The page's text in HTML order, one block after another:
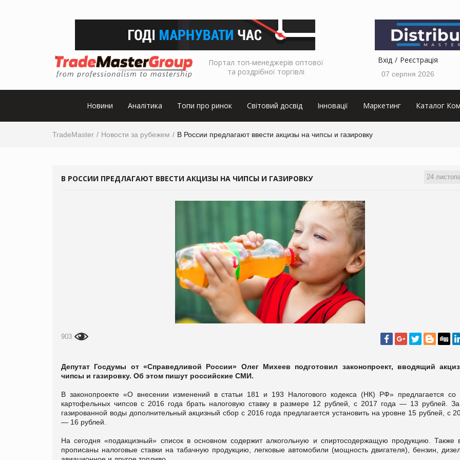
Портал топ-менеджерів оптової
та роздрібної торгівлі
Вхід Реєстрація
07 серпня 2026
Новини Аналітика Топи про ринок Світовий досвід Інновації Маркетинг Каталог
TradeMaster Новости за рубежем В России предлагают ввести акцизы на чипсы и газировку
24
В РОССИИ ПРЕДЛАГАЮТ ВВЕСТИ АКЦИЗЫ НА ЧИПСЫ И ГАЗИРОВКУ
903
Депутат Госдумы от «Справедливой России» Олег Михеев подготовил законопроект, вводящий
чипсы и газировку. Об этом пишут российские СМИ.
В законопроекте «О внесении изменений в статьи 181 и 193 Налогового кодекса (НК) РФ» предлагается со
картофельных чипсов с 2016 года брать налоговую ставку в размере 12 рублей, с 2017 года — 13 рублей.
газированной воды дополнительный акцизный сбор с 2016 года предлагается установить на уровне 15 рублей, с
— 16 рублей.
На сегодня «подакцизный» список в основном содержит алкогольную и спиртосодержащую продукцию. Также
прописаны налоговые ставки на табачную продукцию, легковые автомобили (мощность двигателя), бензин,